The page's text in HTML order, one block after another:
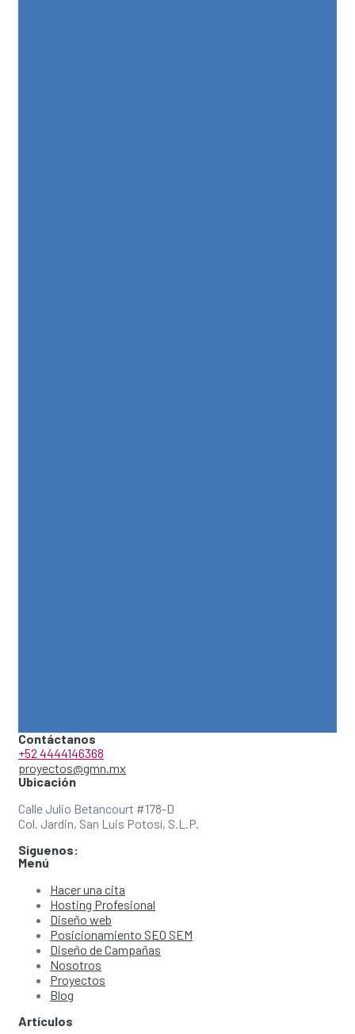
Contáctanos
+52 4444146368
proyectos@gmn.mx
Ubicación
Calle Julio Betancourt #178-D
Col. Jardin, San Luis Potosí, S.L.P.
Siguenos:
Menú
Hacer una cita
Hosting Profesional
Diseño web
Posicionamiento SEO SEM
Diseño de Campañas
Nosotros
Proyectos
Blog
Artículos